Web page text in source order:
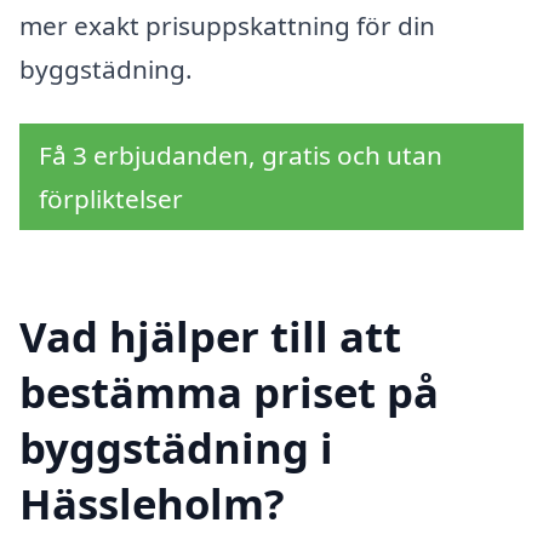
mer exakt prisuppskattning för din
byggstädning.
Få 3 erbjudanden, gratis och utan
förpliktelser
Vad hjälper till att
bestämma priset på
byggstädning i
Hässleholm?